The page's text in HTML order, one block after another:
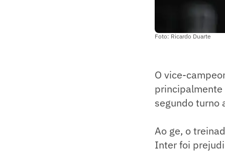
Foto: Ricardo Duarte
O vice-
segundo turno
Ao ge, o
Inter foi